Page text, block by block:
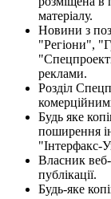
матеріалу.
Новини з
"Регіони",
реклами.
Розділ
Будь яке
поширення
"Інтерфакс-
Власник
публікації.
Будь-яке